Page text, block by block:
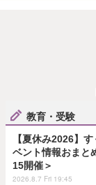
教育・受験
【夏休み2026】
ベント情報おまと
15開催＞
2026.8.7 Fri 19:45